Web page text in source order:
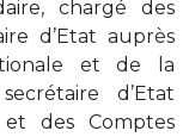
chargé des
d’Etat auprès
et de la
d’Etat
des Comptes